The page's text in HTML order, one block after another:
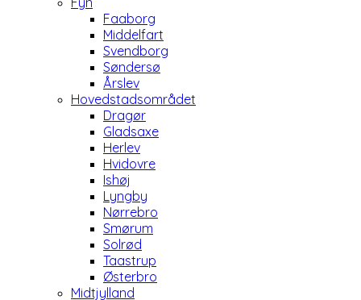
Faaborg
Middelfart
Svendborg
Søndersø
Årslev
Hovedstadsområdet
Dragør
Gladsaxe
Herlev
Hvidovre
Ishøj
Lyngby
Nørrebro
Smørum
Solrød
Taastrup
Østerbro
Midtjylland